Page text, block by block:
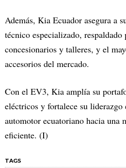
Además, Kia Ecuador asegura a
técnico especializado,
concesionarios y talleres, y el
accesorios del mercado.
Con el EV3, Kia amplía su
eléctricos y fortalece su liderazgo
automotor ecuatoriano hacia una
eficiente. (I)
TAGS